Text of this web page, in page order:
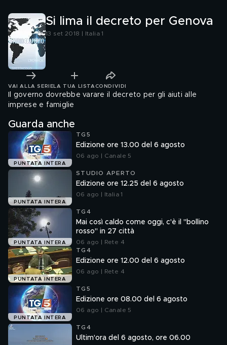
Si lima il decreto per Genova
13 set 2018 | Italia 1
VAI ALLA SERIE LA TUA LISTA CONDIVIDI
Il governo dovrebbe varare il decreto per gli aiuti alle
imprese e famiglie
Guarda anche
PUNTATA INTERA
TG5
Edizione ore 13.00 del 6 agosto
06 ago | Canale 5
PUNTATA INTERA
STUDIO APERTO
Edizione ore 12.25 del 6 agosto
06 ago | Italia 1
PUNTATA INTERA
TG4
Mai così caldo come oggi, c'è il "bollino
rosso" in 27 città
06 ago | Rete 4
PUNTATA INTERA
TG4
Edizione ore 12.00 del 6 agosto
06 ago | Rete 4
PUNTATA INTERA
TG5
Edizione ore 08.00 del 6 agosto
06 ago | Canale 5
TG4
Ultim'ora del 6 agosto, ore 06.00